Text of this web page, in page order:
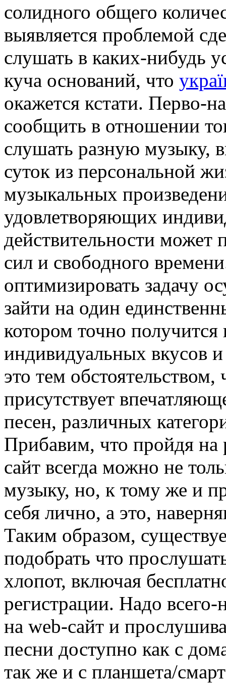
солидного общего
выявляется проблемой
слушать в каких-нибудь
куча оснований, что
окажется кстати. Перво-
сообщить в отношении
слушать разную музыку,
суток из персональной
музыкальных
удовлетворяющих
действительности может
сил и свободного
оптимизировать задачу
зайти на один
котором точно получится
индивидуальных вкусов
это тем
присутствует
песен, различных
Прибавим, что пройдя на
сайт всегда можно не
музыку, но, к тому же и
себя лично, а это,
Таким образом,
подобрать что
хлопот, включая
регистрации. Надо всего-
на web-сайт и
песни доступно как с
так же и с планшета/